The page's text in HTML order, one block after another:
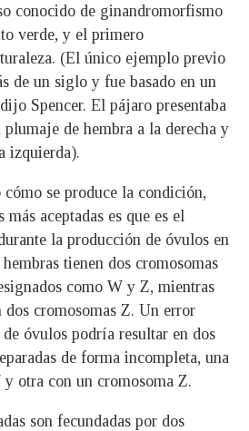
conocido de ginandromorfismo
verde, y el primero
(El único ejemplo previo
de un siglo y fue basado en un
Spencer. El pájaro presentaba
de hembra a la derecha y
izquierda).
se produce la condición,
aceptadas es que es el
la producción de óvulos en
tienen dos cromosomas
como W y Z, mientras
dos cromosomas Z. Un error
óvulos podría resultar en dos
de forma incompleta, una
otra con un cromosoma Z.
son fecundadas por dos